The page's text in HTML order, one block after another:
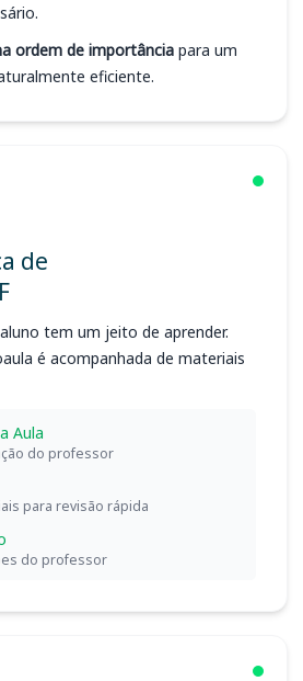
ordem de importância para um
eficiente.
de
tem um jeito de aprender.
é acompanhada de materiais
Aula
do professor
para revisão rápida
do professor